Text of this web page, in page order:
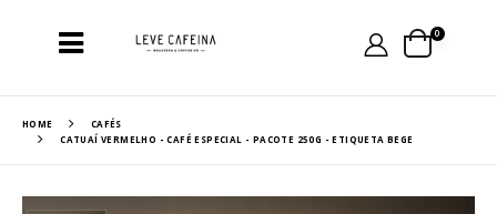
0
HOME
CAFÉS
CATUAÍ VERMELHO - CAFÉ ESPECIAL - PACOTE 250G - ETIQUETA BEGE